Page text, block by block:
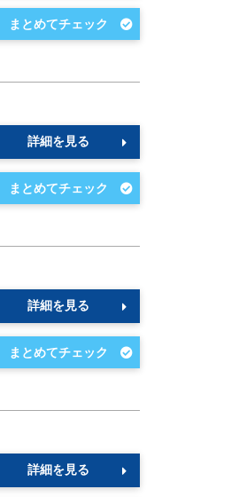
詳細を見る
詳細を見る
詳細を見る